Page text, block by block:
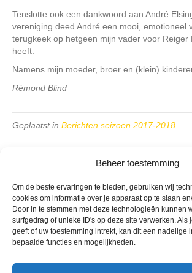
Beheer toestemming
Om de beste ervaringen te bieden, gebruiken wij
cookies om informatie over je apparaat op te slaan
Door in te stemmen met deze technologieën kunnen
surfgedrag of unieke ID's op deze site verwerken. Als
geeft of uw toestemming intrekt, kan dit een nadelige
bepaalde functies en mogelijkheden.
Tenslotte ook een dankwoord aan André
vereniging deed André een mooi, emotioneel
terugkeek op hetgeen mijn vader voor Reiger
heeft.
Namens mijn moeder, broer en (klein)
Rémond Blind
Geplaatst in Berichten seizoen 2017-2018
VV Reiger Boys
De Wending, Lotte Beesedijk 1
1705 NA Heerhugowaard